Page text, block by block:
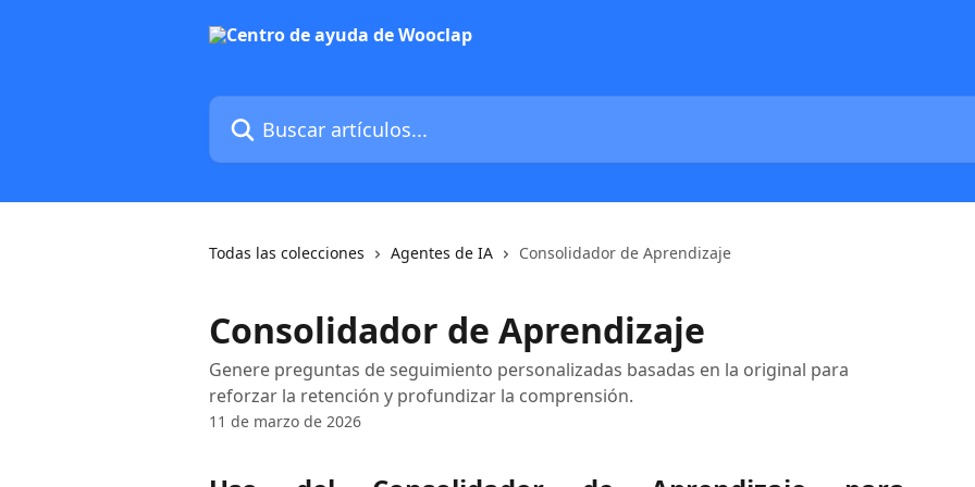
Buscar artículos...
Todas las colecciones Agentes de IA Consolidador de Aprendizaje
Consolidador de Aprendizaje
Genere preguntas de seguimiento personalizadas basadas en la original para
reforzar la retención y profundizar la comprensión.
11 de marzo de 2026